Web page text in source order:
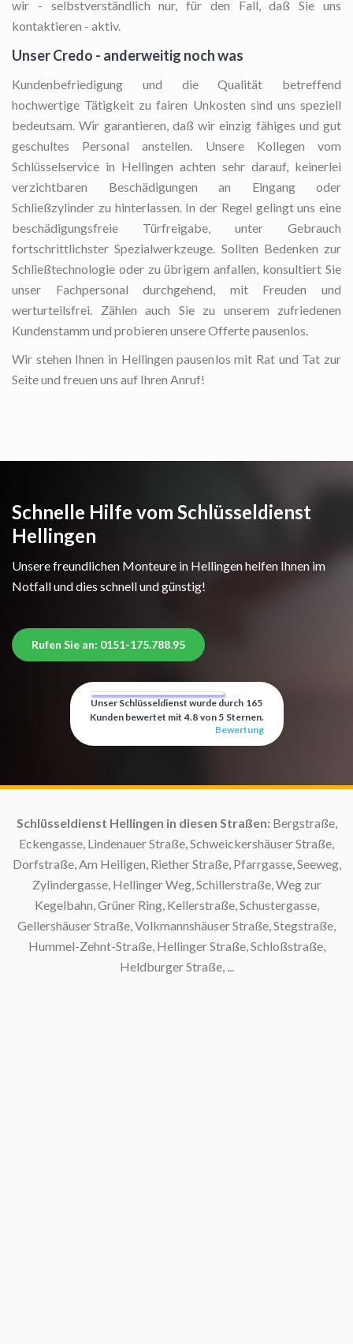
wir - selbstverständlich nur, für den Fall, daß Sie uns
kontaktieren - aktiv.
Unser Credo - anderweitig noch was
Kundenbefriedigung und die Qualität betreffend
hochwertige Tätigkeit zu fairen Unkosten sind uns speziell
bedeutsam. Wir garantieren, daß wir einzig fähiges und gut
geschultes Personal anstellen. Unsere Kollegen vom
Schlüsselservice in Hellingen achten sehr darauf, keinerlei
verzichtbaren Beschädigungen an Eingang oder
Schließzylinder zu hinterlassen. In der Regel gelingt uns eine
beschädigungsfreie Türfreigabe, unter Gebrauch
fortschrittlichster Spezialwerkzeuge. Sollten Bedenken zur
Schließtechnologie oder zu übrigem anfallen, konsultiert Sie
unser Fachpersonal durchgehend, mit Freuden und
werturteilsfrei. Zählen auch Sie zu unserem zufriedenen
Kundenstamm und probieren unsere Offerte pausenlos.
Wir stehen Ihnen in Hellingen pausenlos mit Rat und Tat zur
Seite und freuen uns auf Ihren Anruf!
Schnelle Hilfe vom Schlüsseldienst
Hellingen
Unsere freundlichen Monteure in Hellingen helfen Ihnen im
Notfall und dies schnell und günstig!
Rufen Sie an: 0151-175.788.95
Unser Schlüsseldienst wurde durch 165
Kunden bewertet mit 4.8 von 5 Sternen.
Bewertung
Schlüsseldienst Hellingen in diesen Straßen:Bergstraße,
Eckengasse, Lindenauer Straße, Schweickershäuser Straße,
Dorfstraße, Am Heiligen, Riether Straße, Pfarrgasse, Seeweg,
Zylindergasse, Hellinger Weg, Schillerstraße, Weg zur
Kegelbahn, Grüner Ring, Kellerstraße, Schustergasse,
Gellershäuser Straße, Volkmannshäuser Straße, Stegstraße,
Hummel-Zehnt-Straße, Hellinger Straße, Schloßstraße,
Heldburger Straße, ...